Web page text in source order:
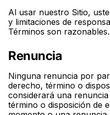
Al usar nuestro Sitio,
y limitaciones de
Términos son razonables.
Renuncia
Ninguna renuncia por
derecho, término o
considerará una
término o disposición de